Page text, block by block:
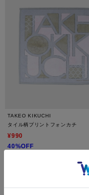
TAKEO KIKUCHI
タイル柄プリントフォンカチ
¥990
40%OFF